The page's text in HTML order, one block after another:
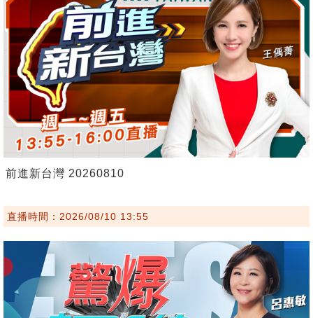
前進新台灣 20260810
直播時間：2026/08/10 13:55